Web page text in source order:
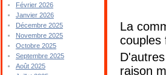
Février 2026
Janvier 2026
Décembre 2025
Novembre 2025
Octobre 2025
Septembre 2025
Août 2025
La
couples
raison